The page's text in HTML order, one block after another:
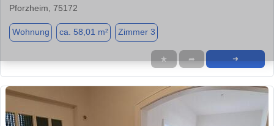
Pforzheim, 75172
Wohnung ca. 58,01 m² Zimmer 3
★ ➦ ➜